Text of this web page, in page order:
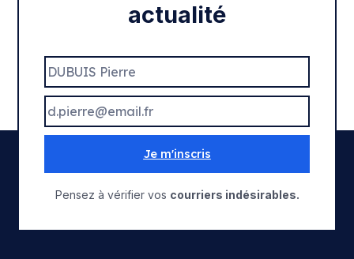
actualité
Je m'inscris
Pensez à vérifier vos courriers indésirables.